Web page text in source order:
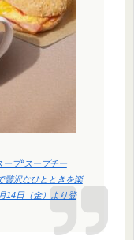
プ“スープチー
贅沢なひとときを楽
14日（金）より登